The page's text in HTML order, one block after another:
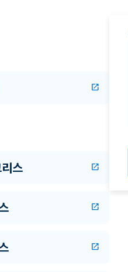
open_in_new
스 open_in_new
open_in_new
open_in_new